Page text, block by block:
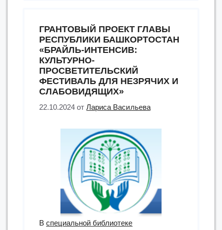
ладошках
2024»”
ГРАНТОВЫЙ ПРОЕКТ ГЛАВЫ
РЕСПУБЛИКИ БАШКОРТОСТАН
«БРАЙЛЬ-ИНТЕНСИВ:
КУЛЬТУРНО-
ПРОСВЕТИТЕЛЬСКИЙ
ФЕСТИВАЛЬ ДЛЯ НЕЗРЯЧИХ И
СЛАБОВИДЯЩИХ»
22.10.2024 отЛариса Васильева
Вспециальной библиотеке